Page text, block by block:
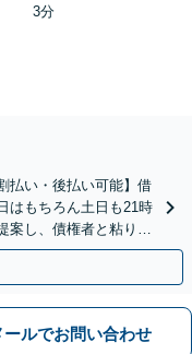
3分
払い・後払い可能】借
はもちろん土日も21時
案し、債権者と粘り強
ールでお問い合わせ